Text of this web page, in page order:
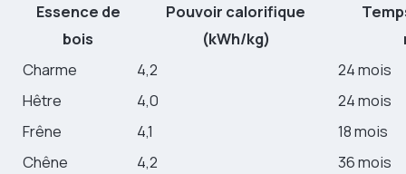
Essence de
bois
Pouvoir calorifique
(kWh/kg)
Charme
4,2
24 mois
Hêtre
4,0
24 mois
Frêne
4,1
18 mois
Chêne
4,2 36 mois